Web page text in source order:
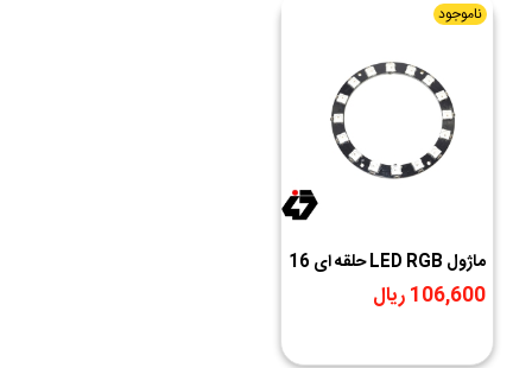
ناموجود
ماژول LED RGB حلقه ای 16
تایی WS2812
106,600 ریال